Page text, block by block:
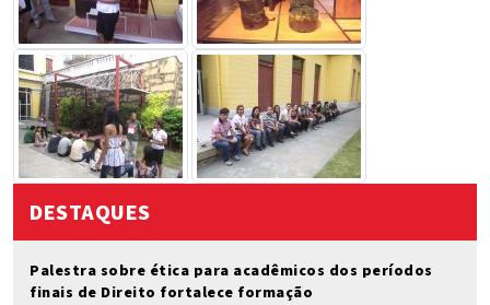
DESTAQUES
Palestra sobre ética para acadêmicos dos períodos
finais de Direito fortalece formação